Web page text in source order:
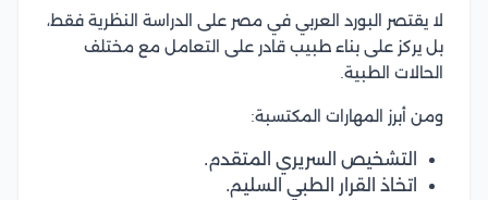
لا يقتصر البورد العربي في مصر على الدراسة النظرية فقط،
بل يركز على بناء طبيب قادر على التعامل مع مختلف
الحالات الطبية.
ومن أبرز المهارات المكتسبة:
التشخيص السريري المتقدم.
اتخاذ القرار الطبي السليم.